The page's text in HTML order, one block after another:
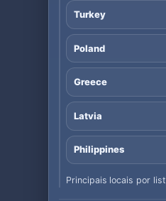
Turkey
Poland
Greece
Latvia
Philippines
Principais locais por